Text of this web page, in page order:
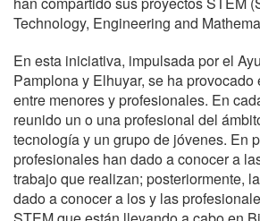
Technology, Engineering and
En esta iniciativa, impulsada por el
Pamplona y Elhuyar, se ha
entre menores y profesionales. En
reunido un o una profesional del
tecnología y un grupo de jóvenes. En
profesionales han dado a conocer a
trabajo que realizan; posteriormente,
dado a conocer a los y las